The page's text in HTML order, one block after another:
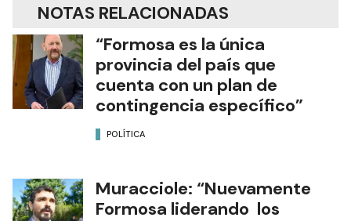
NOTAS RELACIONADAS
“Formosa es la única
provincia del país que
cuenta con un plan de
contingencia específico”
POLÍTICA
Muracciole: “Nuevamente
Formosa liderando los